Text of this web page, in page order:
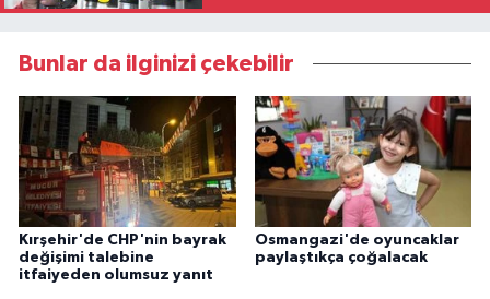
Bunlar da ilginizi çekebilir
Kırşehir'de CHP'nin bayrak
değişimi talebine
itfaiyeden olumsuz yanıt
Osmangazi'de oyuncaklar
paylaştıkça çoğalacak